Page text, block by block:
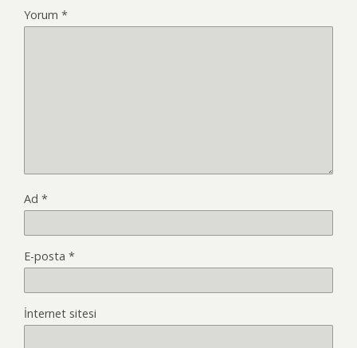
Yorum *
Ad *
E-posta *
İnternet sitesi